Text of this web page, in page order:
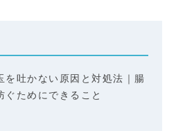
を吐かない原因と対処法｜腸
ぐためにできること